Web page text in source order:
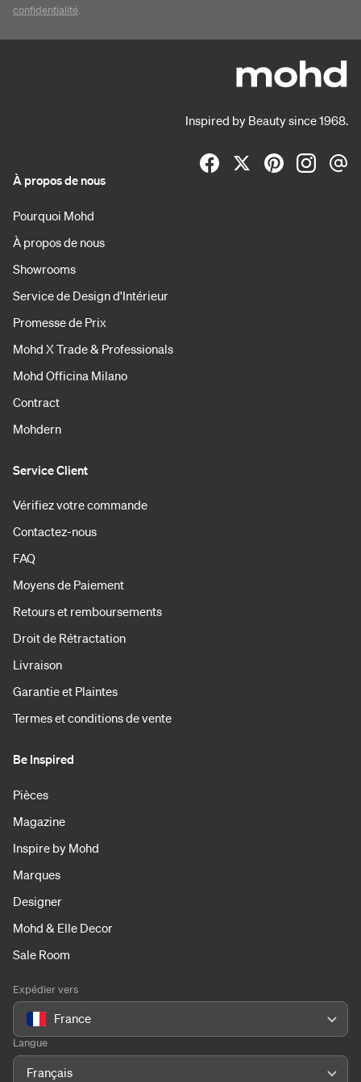
confidentialité.
Inspired by Beauty since 1968.
À propos de nous
Pourquoi Mohd
À propos de nous
Showrooms
Service de Design d'Intérieur
Promesse de Prix
Mohd X Trade & Professionals
Mohd Officina Milano
Contract
Mohdern
Service Client
Vérifiez votre commande
Contactez-nous
FAQ
Moyens de Paiement
Retours et remboursements
Droit de Rétractation
Livraison
Garantie et Plaintes
Termes et conditions de vente
Be Inspired
Pièces
Magazine
Inspire by Mohd
Marques
Designer
Mohd & Elle Decor
Sale Room
Expédier vers
France
Langue
Français